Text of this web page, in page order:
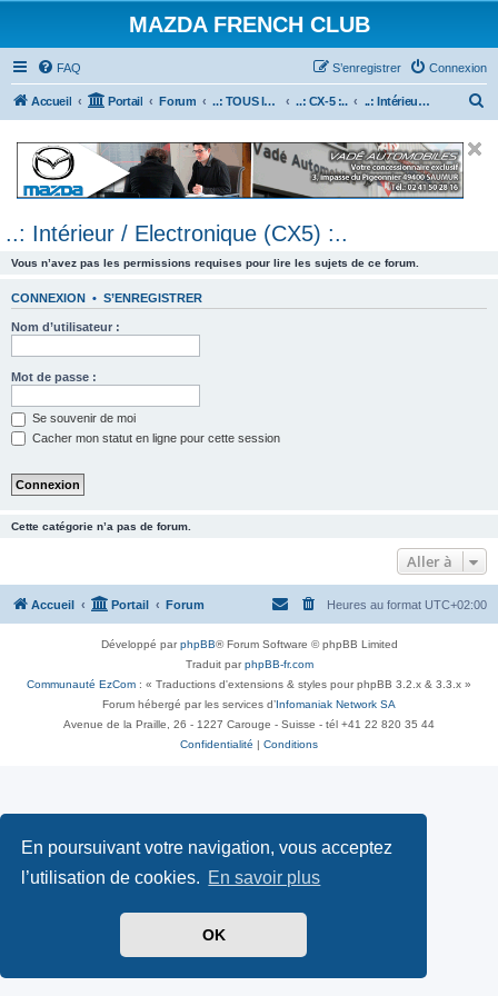
En poursuivant votre navigation, vous acceptez
l’utilisation de cookies. En savoir plus
OK
MAZDA FRENCH CLUB
FAQ Connexion
S’enregistrer
Accueil Portail Forum ..: TOUS les Véhicules MAZDA :.. ..: CX-5 :.. ..: Intérieur / Electronique (CX5) :..
e
..: Intérieur / Electronique (CX5) :..
Vous n’avez pas les permissions requises pour lire les sujets de ce forum.
CONNEXION • S’ENREGISTRER
Nom d’utilisateur :
Mot de passe :
Se souvenir de moi
Cacher mon statut en ligne pour cette session
Cette catégorie n’a pas de forum.
Aller à
Accueil Portail Forum Heures au format UTC+02:00
Développé parphpBB® Forum Software © phpBB Limited
Traduit parphpBB-fr.com
Communauté EzCom : « Traductions d'extensions & styles pour phpBB 3.2.x & 3.3.x »
Forum hébergé par les services d’ Infomaniak Network SA
Avenue de la Praille, 26 - 1227 Carouge - Suisse - tél +41 22 820 35 44
Confidentialité
Conditions